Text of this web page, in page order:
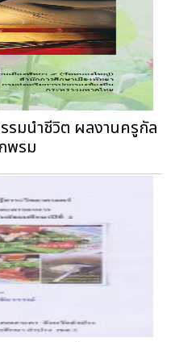
รมนำชีวิต ผลงานครูกัล
พรม